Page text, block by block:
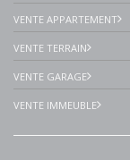
VENTE APPARTEMENT
VENTE TERRAIN
VENTE GARAGE
VENTE IMMEUBLE